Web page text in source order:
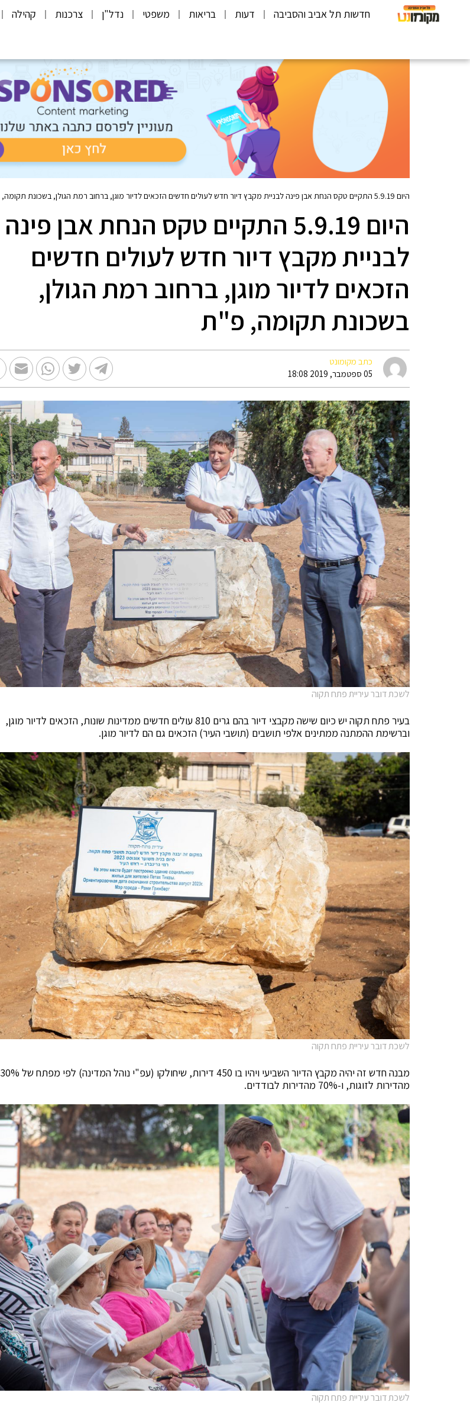
חדשות תל אביב והסביבה דעות בריאות משפטי נדל"ן צרכנות קהילה
היום 5.9.19 התקיים טקס הנחת אבן פינה לבניית מקבץ דיור חדש לעולים חדשים הזכאים לדיור מוגן, ברחוב רמת הגולן, בשכונת תקומה, פ"ת
היום 5.9.19 התקיים טקס הנחת אבן פינה
לבניית מקבץ דיור חדש לעולים חדשים
הזכאים לדיור מוגן, ברחוב רמת הגולן,
בשכונת תקומה, פ"ת
כתב מקומונט
05 ספטמבר, 2019 18:08
לשכת דובר עיריית פתח תקוה
בעיר פתח תקוה יש כיום שישה מקבצי דיור בהם גרים 810 עולים חדשים ממדינות שונות, הזכאים לדיור מוגן,
וברשימת ההמתנה ממתינים אלפי תושבים (תושבי העיר) הזכאים גם הם לדיור מוגן.
לשכת דובר עיריית פתח תקוה
מבנה חדש זה יהיה מקבץ הדיור השביעי ויהיו בו 450 דירות, שיחולקו (עפ"י נוהל המדינה) לפי מפתח של 30%
מהדירות לזוגות, ו-70% מהדירות לבודדים.
לשכת דובר עיריית פתח תקוה